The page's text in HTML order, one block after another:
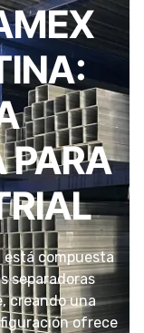
PARA
está compuesta
separadoras
creando una
ofrece